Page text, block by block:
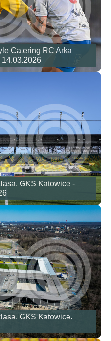
Catering RC Arka
14.03.2026
GKS Katowice -
GKS Katowice.